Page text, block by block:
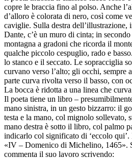
copre le braccia fino al polso. Anche
d’alloro è colorata di nero, così come
caviglie. Sulla destra dell’illustrazione,
Dante, c’è un muro di cinta; in
montagna a gradoni che ricorda il
qualche piccolo cespuglio, rado e
lo stanco e il seccato. Le sopracciglia
curvano verso l’alto; gli occhi, sempre
parte curva rivolta verso il basso, con
La bocca è ridotta a una linea che
Il poeta tiene un libro –
mano sinistra, in un gesto bizzarro: il
testa e la mano, col mignolo sollevato,
mano destra è sotto il libro, col palmo
indicarlo col significato di ‘eccolo qui’.
«IV – Domenico di Michelino, 1465».
commenta il suo lavoro scrivendo: